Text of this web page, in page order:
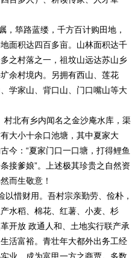
筚路蓝缕，千方百计购田地，
面积达四百多亩。山林面积达千
之村落之一，祖坟山远达苏山乡
余村境内。另拥有西山、莲花
学家山、背口山、门口嘴山等大
北有乡内闻名之金沙庵水库，渠
大小十余口池塘，其中夏家大
今：“夏家门口一口塘，打得鲤鱼
接爹娘”。上述极其珍贵之自然资
而生敬意！
惜财用。吾村宗亲勤劳、俭朴，
水稻、棉花、红薯、小麦、杉
开放 政通人和、土地实行联产承
活富裕。青壮年大都外出务工经